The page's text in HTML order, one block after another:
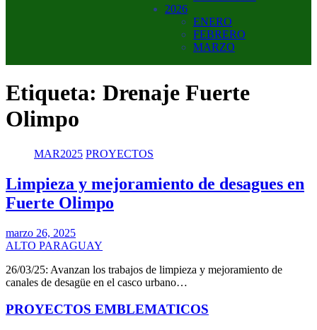
2026
ENERO
FEBRERO
MARZO
Etiqueta: Drenaje Fuerte
Olimpo
MAR2025 PROYECTOS
Limpieza y mejoramiento de desagues en
Fuerte Olimpo
marzo 26, 2025
ALTO PARAGUAY
26/03/25: Avanzan los trabajos de limpieza y mejoramiento de
canales de desagüe en el casco urbano…
PROYECTOS EMBLEMATICOS